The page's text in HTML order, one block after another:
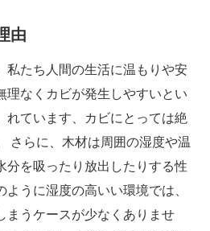
由
私たち人間の生活に温もりや安
理なくカビが発生しやすいとい
れています、カビにとっては絶
さらに、木材は周囲の湿度や温
分を吸ったり放出したりする性
うに湿度の高いい環境では、
まうケースが少なくありませ